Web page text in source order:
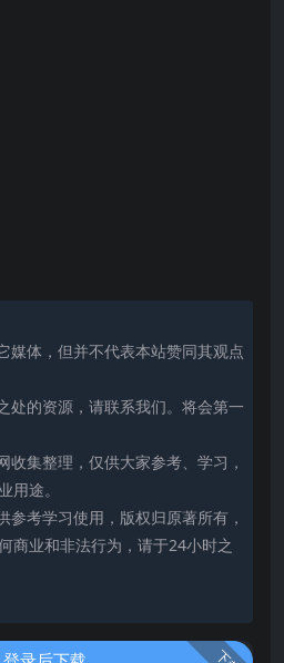
媒体，但并不代表本站赞同其观点
处的资源，请联系我们。将会第一
收集整理，仅供大家参考、学习，
用途。
参考学习使用，版权归原著所有，
商业和非法行为，请于24小时之